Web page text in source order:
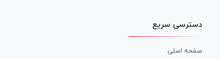
دسترسی سریع
صفحه اصلی